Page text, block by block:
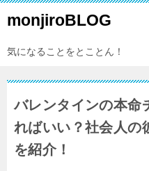
monjiroBLOG
気になることをとことん！
バレンタインの本命
ればいい？社会人の
を紹介！